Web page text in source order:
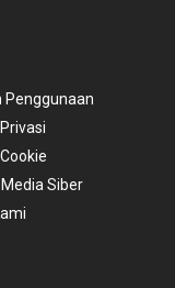
Penggunaan
Siber